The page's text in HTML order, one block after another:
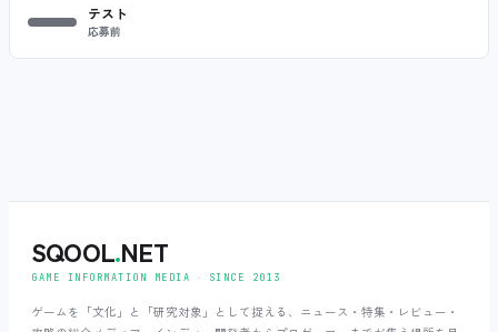
テスト
応募前
SQOOL.NET
GAME INFORMATION MEDIA ‧ SINCE 2013
ゲームを「文化」と「研究対象」として捉える、ニュース・特集・レビュー・